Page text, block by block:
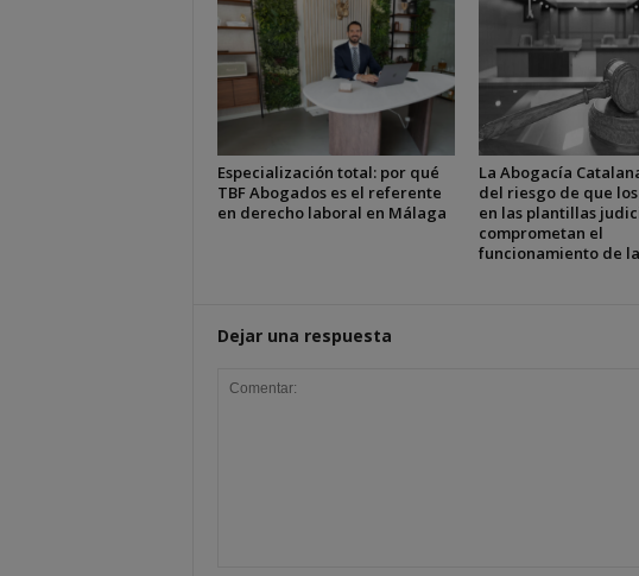
Especialización total: por qué
TBF Abogados es el referente
en derecho laboral en Málaga
La Abogacía
del riesgo de que
en las plantillas
comprometan el
funcionamiento de
Dejar una respuesta